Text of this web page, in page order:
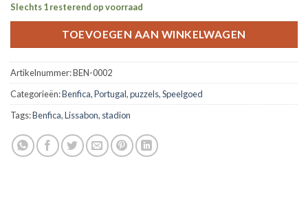
Slechts 1 resterend op voorraad
TOEVOEGEN AAN WINKELWAGEN
Artikelnummer:BEN-0002
Categorieën:Benfica,Portugal,puzzels,Speelgoed
Tags:Benfica,Lissabon, stadion